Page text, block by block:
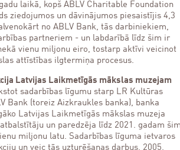
laikā, kopš ABLV Charitable Foundation
ziedojumos un dāvinājumos piesaistījis 4,3
no ABLV Bank, tās darbiniekiem,
partneriem - un labdarībā līdz šim ir
vienu miljonu eiro, tostarp aktīvi veicinot
attīstības ilgtermiņa procesus.
Latvijas Laikmetīgās mākslas muzejam
sadarbības līgumu starp LR Kultūras
Bank (toreiz Aizkraukles banka), banka
Latvijas Laikmetīgās mākslas muzeja
un paredzēja līdz 2021. gadam
miljonu latu. Sadarbības līguma ietvaros
un veic tās uzturēšanas darbus. 2005.